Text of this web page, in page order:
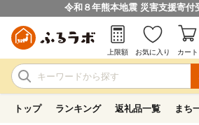
令和８年熊本地震 災害支援寄付
上限額 お気に入り カート
トップ ランキング 返礼品一覧 まち